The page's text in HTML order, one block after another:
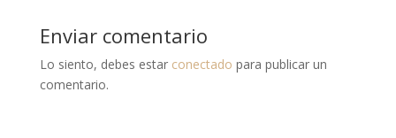
Enviar comentario
Lo siento, debes estar conectado para publicar un
comentario.